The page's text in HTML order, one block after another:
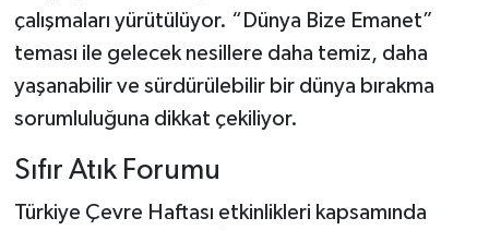
çalışmaları yürütülüyor. “Dünya Bize Emanet”
teması ile gelecek nesillere daha temiz, daha
yaşanabilir ve sürdürülebilir bir dünya bırakma
sorumluluğuna dikkat çekiliyor.
Sıfır Atık Forumu
Türkiye Çevre Haftası etkinlikleri kapsamında